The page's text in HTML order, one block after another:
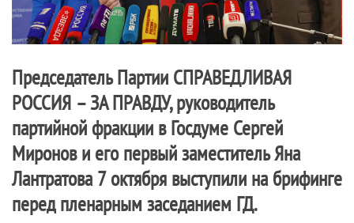
Председатель Партии СПРАВЕДЛИВАЯ
РОССИЯ – ЗА ПРАВДУ, руководитель
партийной фракции в Госдуме Сергей
Миронов и его первый заместитель Яна
Лантратова 7 октября выступили на брифинге
перед пленарным заседанием ГД.